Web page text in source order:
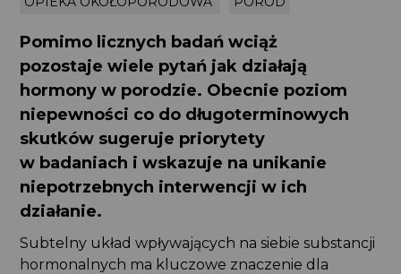
Pomimo licznych badań wciąż
pozostaje wiele pytań jak działają
hormony w porodzie. Obecnie poziom
niepewności co do długoterminowych
skutków sugeruje priorytety
w badaniach i wskazuje na unikanie
niepotrzebnych interwencji w ich
działanie.
Subtelny układ wpływających na siebie substancji
hormonalnych ma kluczowe znaczenie dla